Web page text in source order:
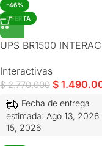
-46%
OFERTA
UPS BR1500
Interactivas
$2.770.000 $
Fecha de entrega
estimada: Ago 13, 2026
15, 2026